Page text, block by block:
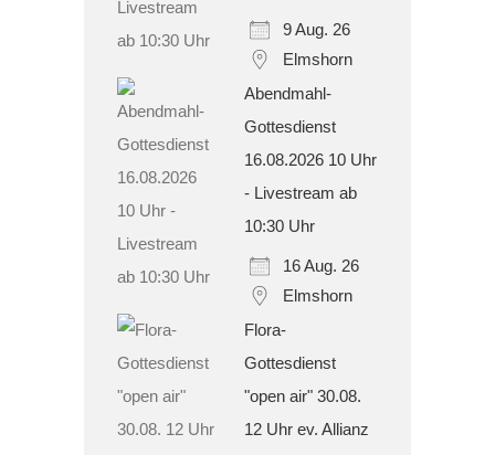
9 Aug. 26
Elmshorn
Abendmahl-
Gottesdienst
16.08.2026 10 Uhr
- Livestream ab
10:30 Uhr
16 Aug. 26
Elmshorn
Flora-
Gottesdienst
"open air" 30.08.
12 Uhr ev. Allianz